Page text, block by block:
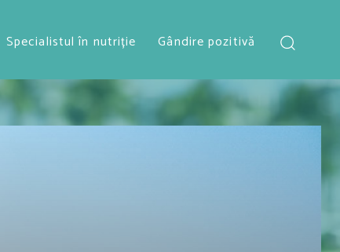
Specialistul în nutriție Gândire pozitivă